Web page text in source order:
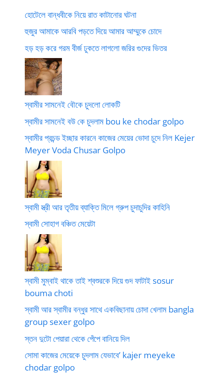
হোটেলে বান্ধবীকে নিয়ে রাত কাটানোর ঘটনা
হুজুর আমাকে আরবি পড়তে দিয়ে আমার আম্মুকে চোদে
হড় হড় করে গরম বীর্জ ঢুকতে লাগলো জরির গুদের ভিতর
স্বামীর সামনেই বৌকে চুদলো লোকটি
স্বামীর সামনেই বউ কে চুদলাম bou ke chodar golpo
স্বামীর প্রচন্ড ইচ্ছার কারনে কাজের মেয়ের ভোদা চুদে নিল Kejer
Meyer Voda Chusar Golpo
স্বামী স্ত্রী আর তৃতীয় ব্যাক্তি মিলে গ্রুপ চুদাচুদির কাহিনি
স্বামী সোহাগ বঞ্চিত মেয়েটা
স্বামী মুম্বাই থাকে তাই শ্বশুরকে দিয়ে গুদ ফাটাই sosur
bouma choti
স্বামী আর স্বামীর বন্ধুর সাথে একবিছানায় চোদা খেলাম bangla
group sexer golpo
স্তন দুটো পেয়ারা থেকে পেঁপে বানিয়ে দিল
সোমা কাজের মেয়েকে চুদলাম যেভাবে’ kajer meyeke
chodar golpo